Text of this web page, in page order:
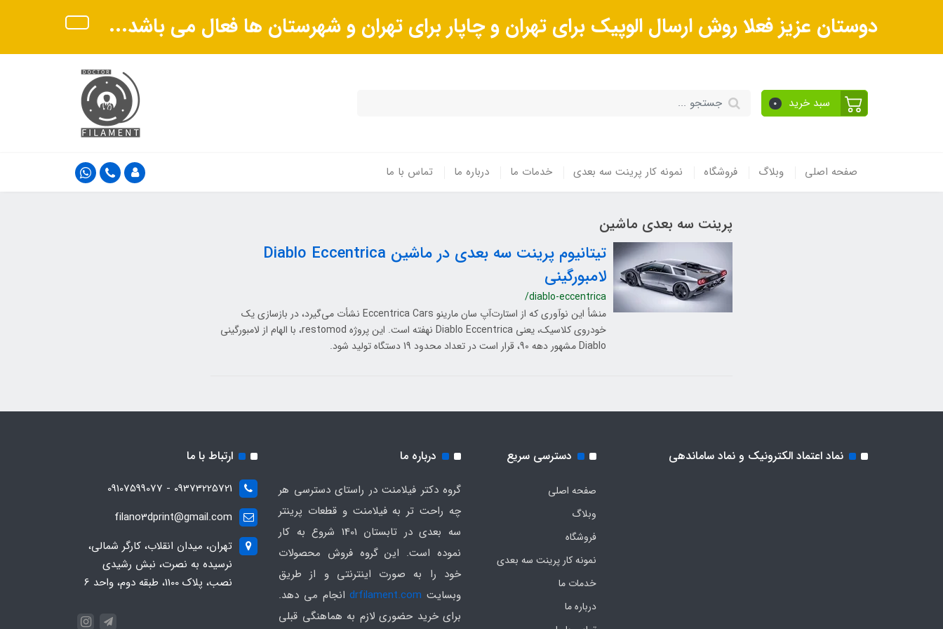
دوستان عزیز فعلا روش ارسال الوپیک برای تهران و چاپار برای تهران و شهرستان ها فعال می باشد...
سبد خرید 0
صفحه اصلی وبلاگ فروشگاه نمونه کار پرینت سه بعدی خدمات ما درباره ما تماس با ما
پرینت سه بعدی ماشین
تیتانیوم پرینت سه بعدی در ماشین Diablo Eccentrica
لامبورگینی
/diablo-eccentrica
منشأ این نوآوری که از استارت‌آپ سان مارینو Eccentrica Cars نشأت می‌گیرد، در بازسازی یک
خودروی کلاسیک، یعنی Diablo Eccentrica نهفته است. این پروژه restomod، با الهام از لامبورگینی
Diablo مشهور دهه 90، قرار است در تعداد محدود 19 دستگاه تولید شود.
نماد اعتماد الکترونیک و نماد ساماندهی دسترسی سریع
صفحه اصلی
وبلاگ
فروشگاه
نمونه کار پرینت سه بعدی
خدمات ما
درباره ما
درباره ما
گروه دکتر فیلامنت در راستای دسترسی هر
چه راحت تر به فیلامنت و قطعات پرینتر
سه بعدی در تابستان 1401 شروع به کار
نموده است. این گروه فروش محصولات
خود را به صورت اینترنتی و از طریق
وبسایت drfilament.comانجام می دهد.
برای خرید حضوری لازم به هماهنگی قبلی
ارتباط با ما
09373225721 - 09107599077
filano3dprint@gmail.com
تهران، میدان انقلاب، کارگر شمالی،
نرسیده به نصرت، نبش رشیدی
نصب، پلاک 1100، طبقه دوم، واحد 6